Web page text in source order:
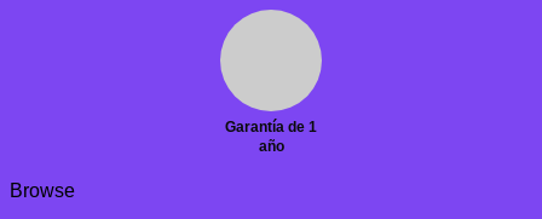
Garantía de 1
año
Browse